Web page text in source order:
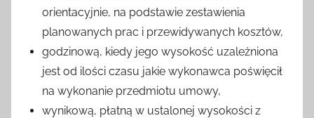
orientacyjnie, na podstawie zestawienia
planowanych prac i przewidywanych kosztów,
godzinową, kiedy jego wysokość uzależniona
jest od ilości czasu jakie wykonawca poświęcił
na wykonanie przedmiotu umowy,
wynikową, płatną w ustalonej wysokości z